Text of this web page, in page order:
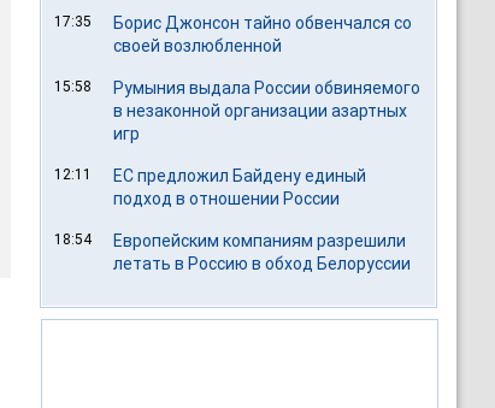
17:35
Борис Джонсон тайно обвенчался со
своей возлюбленной
15:58
Румыния выдала России обвиняемого
в незаконной организации азартных
игр
12:11
ЕС предложил Байдену единый
подход в отношении России
18:54
Европейским компаниям разрешили
летать в Россию в обход Белоруссии